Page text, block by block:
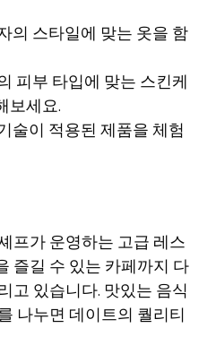
의 스타일에 맞는 옷을 함
피부 타입에 맞는 스킨케
보세요.
술이 적용된 제품을 체험
프가 운영하는 고급 레스
즐길 수 있는 카페까지 다
고 있습니다. 맛있는 음식
나누면 데이트의 퀄리티